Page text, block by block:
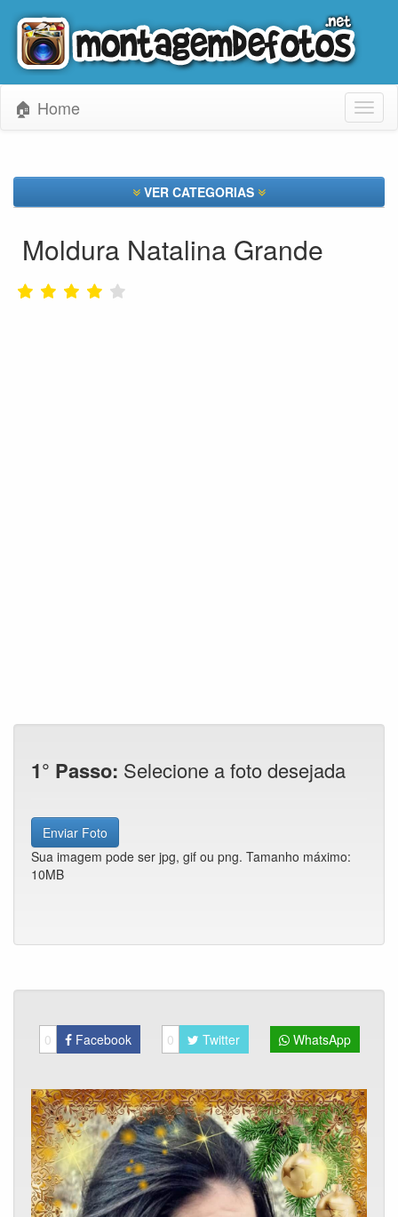
🏠 Home
VER CATEGORIAS
Moldura Natalina Grande
1° Passo: Selecione a foto desejada
Enviar Foto
Sua imagem pode ser jpg, gif ou png. Tamanho máximo:
10MB
0 Facebook 0 Twitter WhatsApp